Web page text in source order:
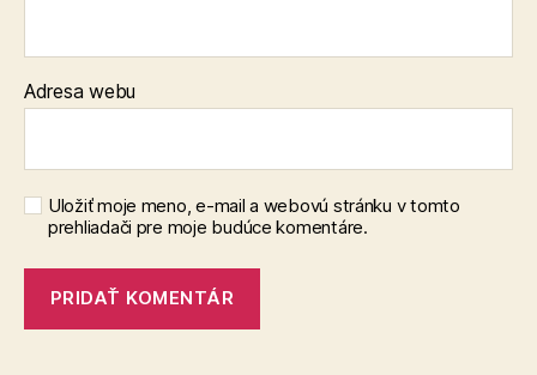
Adresa webu
Uložiť moje meno, e-mail a webovú stránku v tomto
prehliadači pre moje budúce komentáre.